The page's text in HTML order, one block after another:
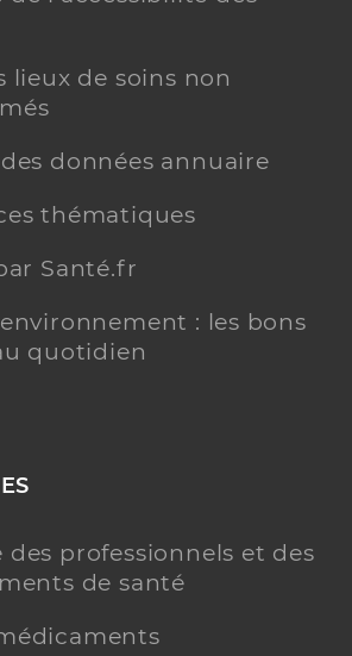
lieux de soins non
données annuaire
thématiques
Santé.fr
: les bons
quotidien
des professionnels et des
de santé